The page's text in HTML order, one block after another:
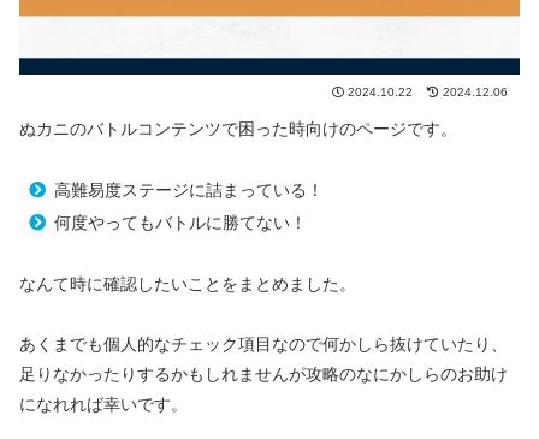
2024.10.22 2024.12.06
ぬカニのバトルコンテンツで困った時向けのページです。
高難易度ステージに詰まっている！
何度やってもバトルに勝てない！
なんて時に確認したいことをまとめました。
あくまでも個人的なチェック項目なので何かしら抜けていたり、
足りなかったりするかもしれませんが攻略のなにかしらのお助け
になれれば幸いです。